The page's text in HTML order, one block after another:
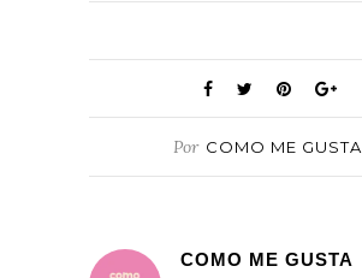
Por COMO ME GUSTA
COMO ME GUSTA